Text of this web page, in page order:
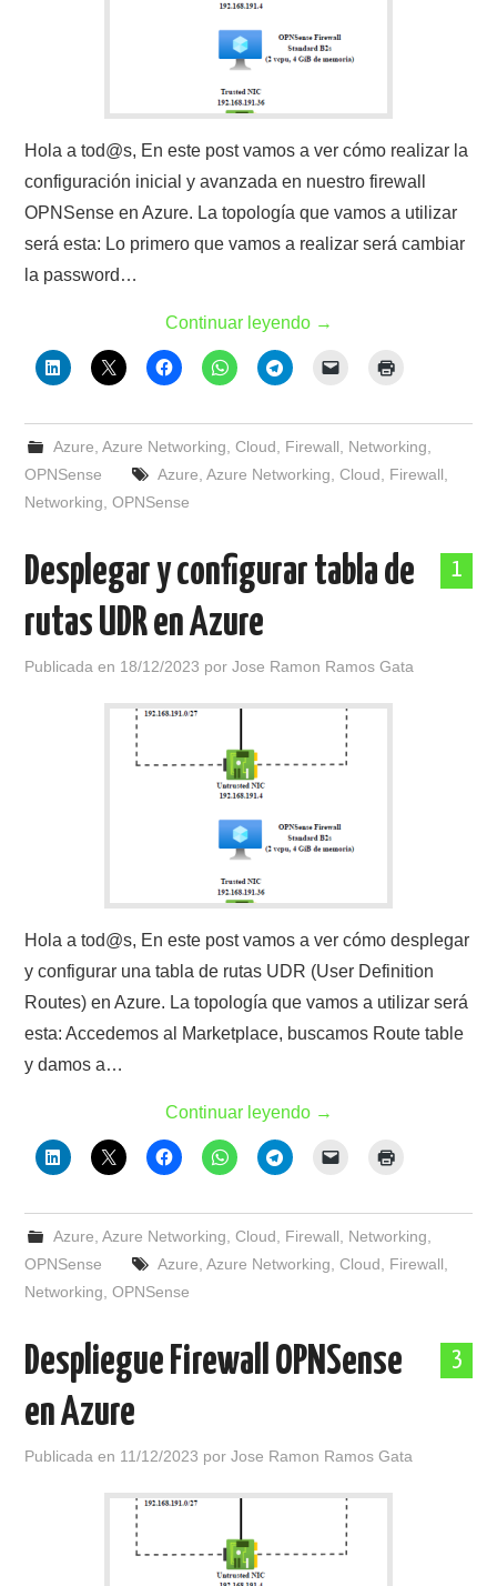
Hola a tod@s, En este post vamos a ver cómo realizar la
configuración inicial y avanzada en nuestro firewall
OPNSense en Azure. La topología que vamos a utilizar
será esta: Lo primero que vamos a realizar será cambiar
la password…
Continuar leyendo →
Azure Azure Networking Cloud Firewall Networking
OPNSense
Azure Azure Networking Cloud Firewall
Networking ,OPNSense
1
Desplegar y configurar tabla de
rutas UDR en Azure
Publicada en 18/12/2023 porJose Ramon Ramos Gata
Hola a tod@s, En este post vamos a ver cómo desplegar
y configurar una tabla de rutas UDR (User Definition
Routes) en Azure. La topología que vamos a utilizar será
esta: Accedemos al Marketplace, buscamos Route table
y damos a…
Continuar leyendo →
Azure Azure Networking Cloud Firewall Networking
OPNSense
Azure Azure Networking Cloud Firewall
Networking ,OPNSense
3
Despliegue Firewall OPNSense
en Azure
Publicada en 11/12/2023 porJose Ramon Ramos Gata